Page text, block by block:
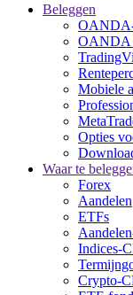
Beleggen
OANDA
Mobiele
Opties
Waar te
Forex
Aandelen
ETFs
Indices-
Crypto-